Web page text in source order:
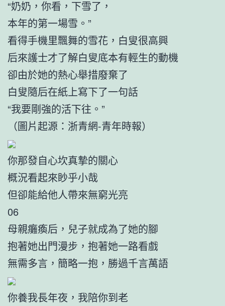
“奶奶，你看，下雪了，
本年的第一場雪。”
看得手機里飄舞的雪花，白叟很高興
后來護士才了解白叟底本有輕生的動機
卻由於她的熱心舉措廢棄了
白叟隨后在紙上寫下了一句話
“我要剛強的活下往。”
（圖片起源：浙青網-青年時報）
你那發自心坎真摯的關心
概況看起來眇乎小哉
但卻能給他人帶來無窮光亮
06
母親癱瘓后，兒子就成為了她的腳
抱著她出門漫步，抱著她一路看戲
無需多言，簡略一抱，勝過千言萬語
你養我長年夜，我陪你到老